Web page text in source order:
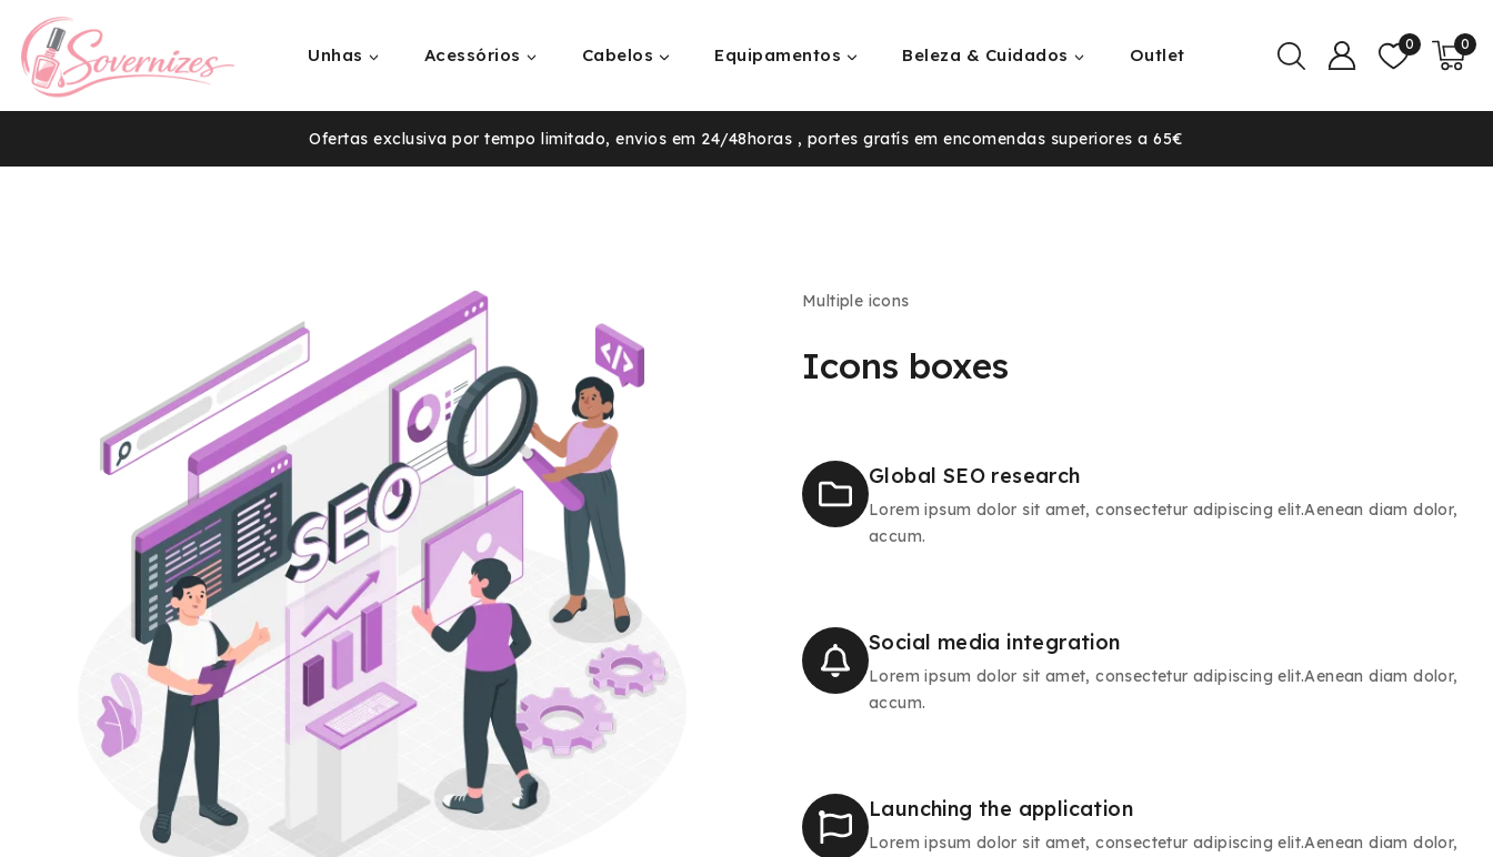
Unhas Acessórios Cabelos Equipamentos Beleza & Cuidados Outlet
0 0
Ofertas exclusiva por tempo limitado, envios em 24/48horas , portes gratís em encomendas superiores a 65€
Multiple icons
Icons boxes
Global SEO research
Lorem ipsum dolor sit amet, consectetur adipiscing elit.Aenean diam dolor,
accum.
Social media integration
Lorem ipsum dolor sit amet, consectetur adipiscing elit.Aenean diam dolor,
accum.
Launching the application
Lorem ipsum dolor sit amet, consectetur adipiscing elit.Aenean diam dolor,